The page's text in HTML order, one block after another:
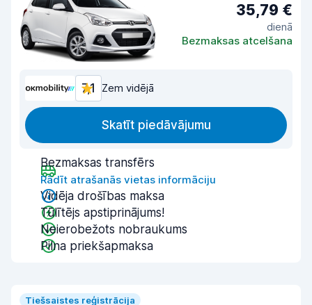
35,79 €
dienā
Bezmaksas atcelšana
7,1 Zem vidējā
Skatīt piedāvājumu
Bezmaksas transfērs
Rādīt atrašanās vietas informāciju
Vidēja drošības maksa
Tūlītējs apstiprinājums!
Neierobežots nobraukums
Pilna priekšapmaksa
Tiešsaistes reģistrācija